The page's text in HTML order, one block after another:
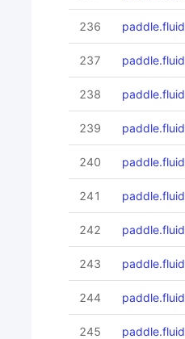
236
237
238
239
240
241
242
243
244
245